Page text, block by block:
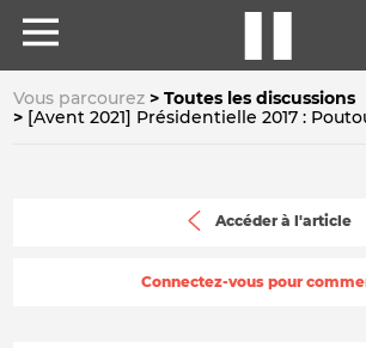
Vous parcourez
Toutes les discussions
[Avent 2021] Présidentielle 2017 :
Accéder à l'article
Connectez-vous pour